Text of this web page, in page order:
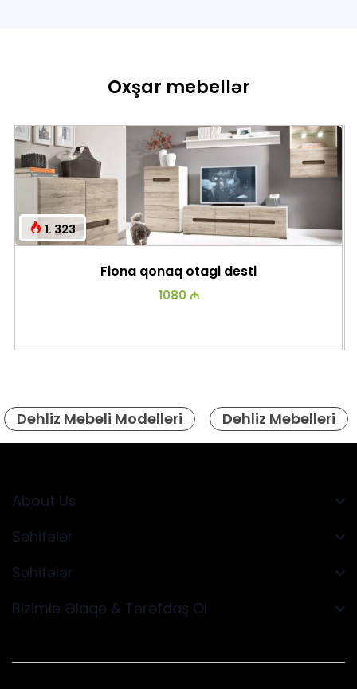
Oxşar mebellər
1. 323
Fiona qonaq otagi desti
1080 ₼
Dehliz Mebeli Modelleri Dehliz Mebelleri
About Us
Səhifələr
Səhifələr
Bizimlə Əlaqə & Tərəfdaş Ol